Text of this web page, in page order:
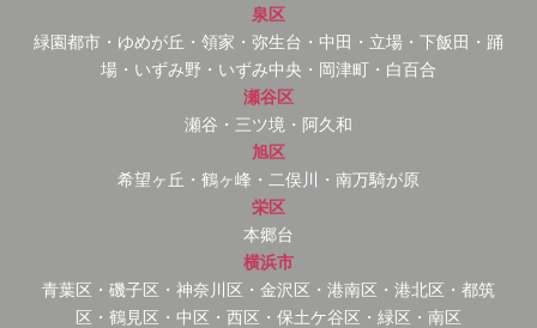
泉区
緑園都市・ゆめが丘・領家・弥生台・中田・立場・下飯田・踊
場・いずみ野・いずみ中央・岡津町・白百合
瀬谷区
瀬谷・三ツ境・阿久和
旭区
希望ヶ丘・鶴ヶ峰・二俣川・南万騎が原
栄区
本郷台
横浜市
青葉区・磯子区・神奈川区・金沢区・港南区・港北区・都筑
区・鶴見区・中区・西区・保土ケ谷区・緑区・南区